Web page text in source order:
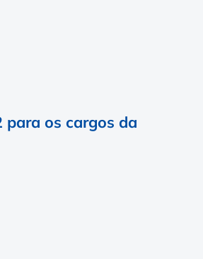
para os cargos da